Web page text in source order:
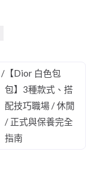
/【Dior 白色包
包】3種款式、搭
配技巧職場 / 休閒
/ 正式與保養完全
指南